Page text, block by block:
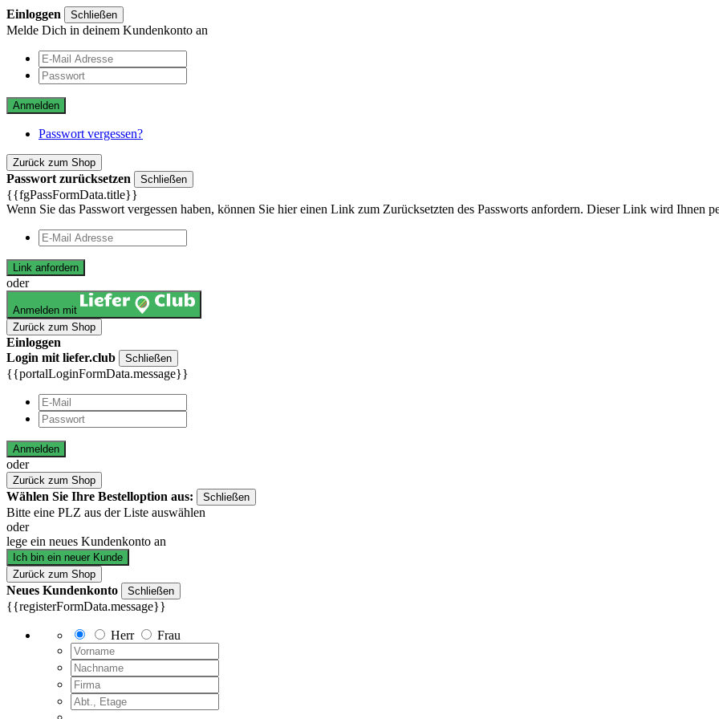
Einloggen Schließen
Melde Dich in deinem Kundenkonto an
Anmelden
Passwort vergessen?
Zurück zum Shop
Passwort zurücksetzen Schließen
{{fgPassFormData.title}}
Wenn Sie das Passwort vergessen haben, können Sie hier einen Link zum Zurücksetzten des Passworts anfordern. Dieser Link wird Ihnen
Link anfordern
oder
Anmelden mit
Zurück zum Shop
Einloggen
Login mit liefer.club
Schließen
{{portalLoginFormData.message}}
Anmelden
oder
Zurück zum Shop
Wählen Sie Ihre Bestelloption aus: Schließen
Bitte eine PLZ aus der Liste auswählen
oder
lege ein neues Kundenkonto an
Ich bin ein neuer Kunde
Zurück zum Shop
Neues Kundenkonto Schließen
{{registerFormData.message}}
Herr Frau